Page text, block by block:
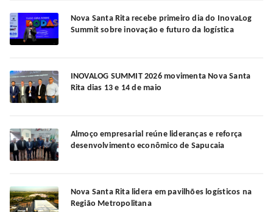
Nova Santa Rita recebe primeiro dia do InovaLog
Summit sobre inovação e futuro da logística
INOVALOG SUMMIT 2026 movimenta Nova Santa
Rita dias 13 e 14 de maio
Almoço empresarial reúne lideranças e reforça
desenvolvimento econômico de Sapucaia
Nova Santa Rita lidera em pavilhões logísticos na
Região Metropolitana